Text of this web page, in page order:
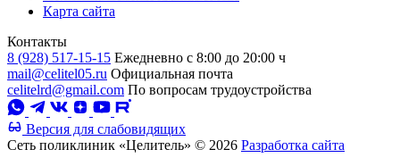
Карта сайта
Контакты
8 (928) 517-15-15 Ежедневно с 8:00 до 20:00 ч
mail@celitel05.ru Официальная почта
celitelrd@gmail.com По вопросам трудоустройства
Версия для слабовидящих
Сеть поликлиник «Целитель» © 2026 Разработка сайта